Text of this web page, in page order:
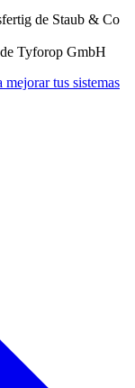
de Staub & Co
Tyforop GmbH
tus sistemas